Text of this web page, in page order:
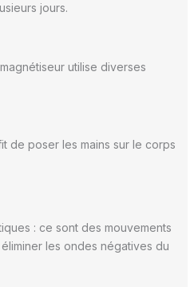
jours.
utilise diverses
de poser les mains sur le corps
: ce sont des mouvements
les ondes négatives du